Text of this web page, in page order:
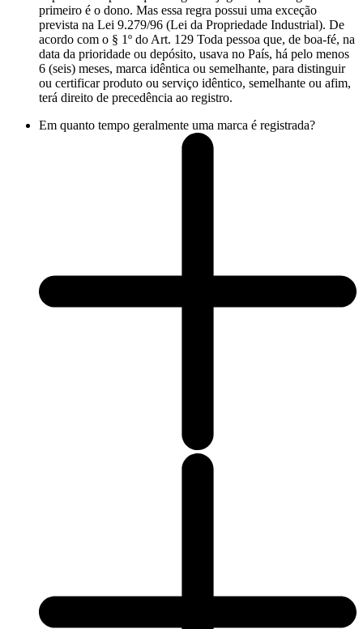
primeiro é o dono. Mas essa regra possui uma exceção
prevista na Lei 9.279/96 (Lei da Propriedade Industrial). De
acordo com o § 1º do Art. 129 Toda pessoa que, de boa-fé, na
data da prioridade ou depósito, usava no País, há pelo menos
6 (seis) meses, marca idêntica ou semelhante, para distinguir
ou certificar produto ou serviço idêntico, semelhante ou afim,
terá direito de precedência ao registro.
Em quanto tempo geralmente uma marca é registrada?